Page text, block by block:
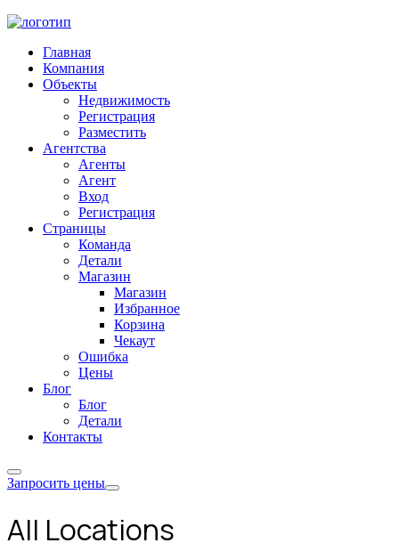
Главная
Компания
Объекты
Недвижимость
Регистрация
Разместить
Агентства
Агенты
Агент
Вход
Регистрация
Страницы
Команда
Детали
Магазин
Магазин
Избранное
Корзина
Чекаут
Ошибка
Цены
Блог
Блог
Детали
Контакты
Запросить цены
All Locations